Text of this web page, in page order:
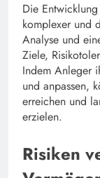
Die
komplexer und
Analyse und
Ziele,
Indem Anleger
und anpassen,
erreichen und
erzielen.
Risiken